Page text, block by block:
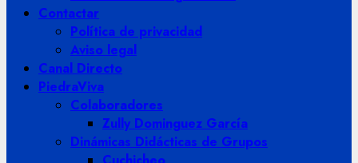
Contactar
Política de privacidad
Aviso legal
Canal Directo
PiedraViva
Colaboradores
Zully Dominguez García
Dinámicas Didácticas de Grupos